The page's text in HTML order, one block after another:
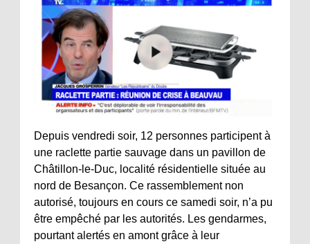
Depuis vendredi soir, 12 personnes participent à
une raclette partie sauvage dans un pavillon de
Châtillon-le-Duc, localité résidentielle située au
nord de Besançon. Ce rassemblement non
autorisé, toujours en cours ce samedi soir, n’a pu
être empêché par les autorités. Les gendarmes,
pourtant alertés en amont grâce à leur